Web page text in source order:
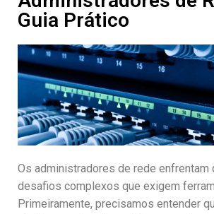
Guia Prático
Os administradores de rede enfrentam
desafios complexos que exigem
Primeiramente, precisamos entender